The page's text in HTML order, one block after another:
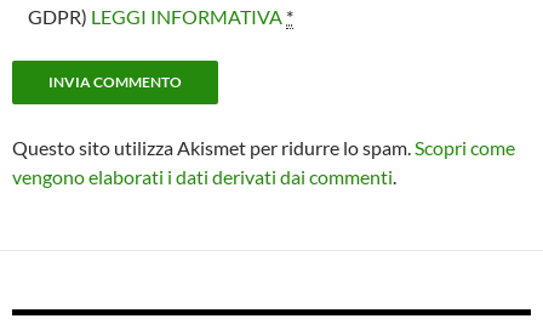
GDPR) LEGGI INFORMATIVA *
Questo sito utilizza Akismet per ridurre lo spam.Scopri come
vengono elaborati i dati derivati dai commenti.